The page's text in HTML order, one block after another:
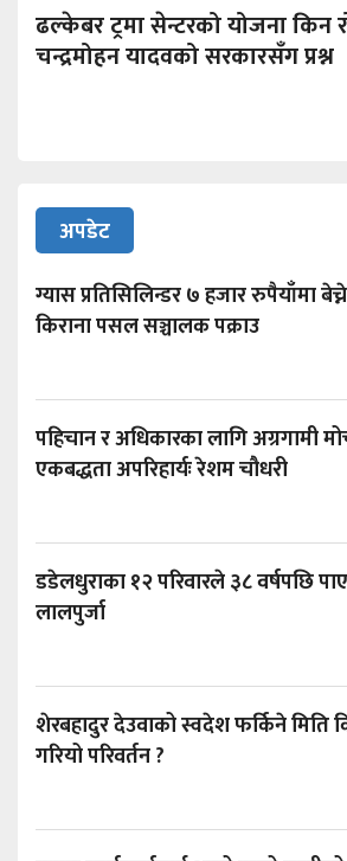
ढल्केबर ट्रमा सेन्टरको योजना किन
चन्द्रमोहन यादवको सरकारसँग प्रश्न
अपडेट
ग्यास प्रतिसिलिन्डर ७ हजार रुपैयाँमा बेच्ने
किराना पसल सञ्चालक पक्राउ
पहिचान र अधिकारका लागि अग्रगामी
एकबद्धता अपरिहार्यः रेशम चौधरी
डडेलधुराका १२ परिवारले ३८ वर्षपछि पाए
लालपुर्जा
शेरबहादुर देउवाको स्वदेश फर्किने मिति
गरियो परिवर्तन ?